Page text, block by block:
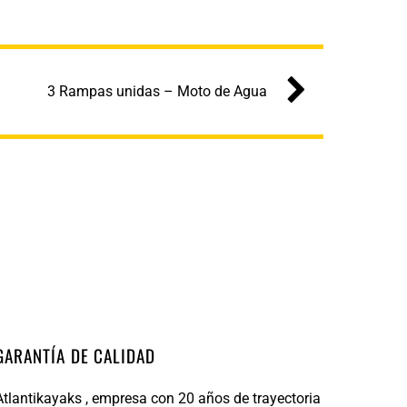
3 Rampas unidas – Moto de Agua
DE CALIDAD
, empresa con 20 años de trayectoria